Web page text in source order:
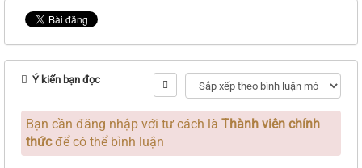
Ý kiến bạn đọc
Bạn cần đăng nhập với tư cách là Thành viên chính
thứcđể có thể bình luận